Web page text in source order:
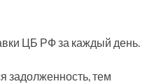
ЦБ РФ за каждый день.
задолженность, тем